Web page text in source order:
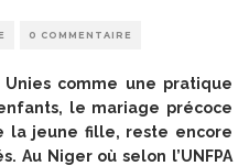
0 COMMENTAIRE
comme une pratique
le mariage précoce
la jeune fille, reste encore
Au Niger où selon l’UNFPA